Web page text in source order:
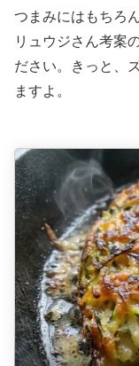
つまみにはもちろ
リュウジさん考案
ださい。きっと、
ますよ。